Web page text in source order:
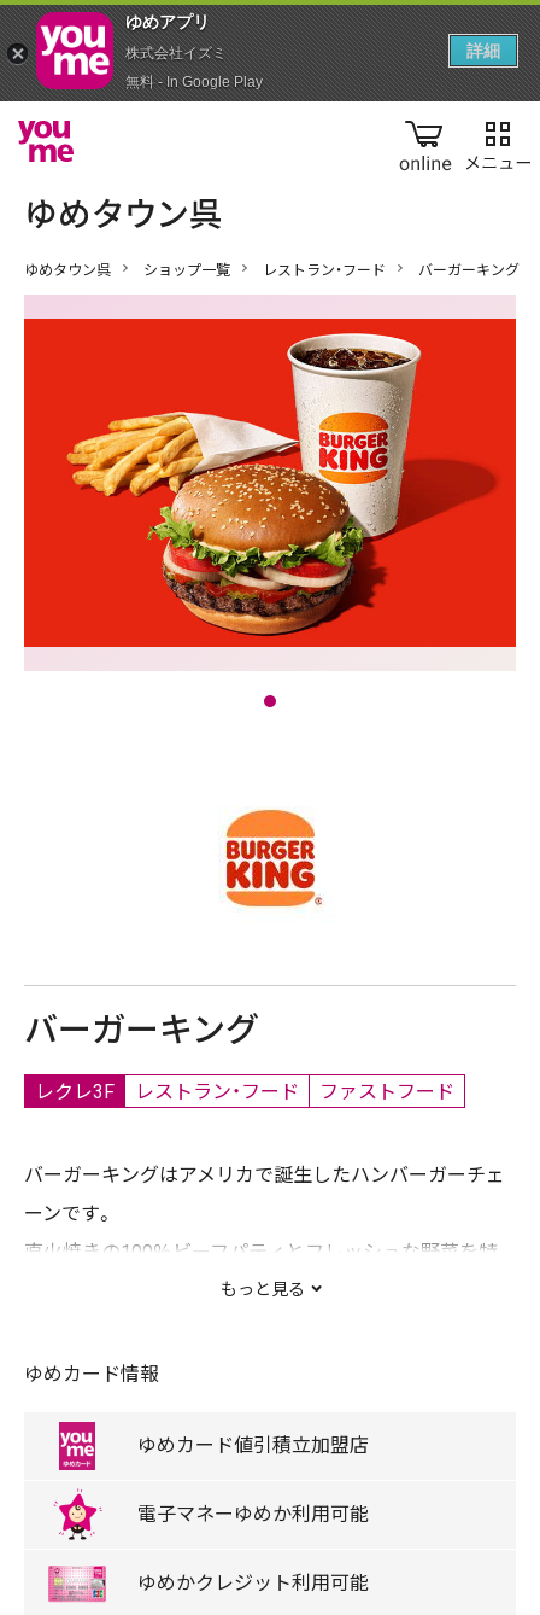
online
ゆめタウン呉 ショップ一覧 レストラン・フード バーガーキング
バーガーキング
レクレ3F レストラン・フード ファストフード
バーガーキングはアメリカで誕生したハンバーガーチェ
ーンです。
直火焼きの100％ビーフパティとフレッシュな野菜を特
長とする大型本格バーガー「ワッパー(R)」を中心に味と品
もっと見る
ゆめカード情報
ゆめカード値引積立加盟店
電子マネー ゆめか利用可能
ゆめかクレジット利用可能
ゆめアプ‪リ‬
株式会社イズミ
無料 - In Google Play
詳細